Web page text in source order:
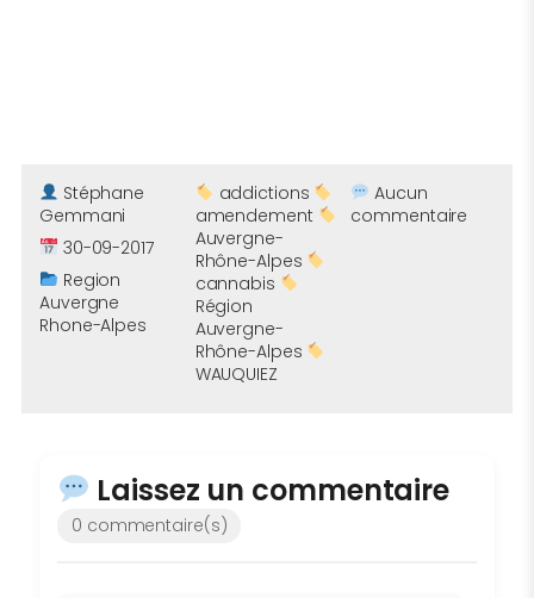
Stéphane
Gemmani
30-09-2017
Region
Auvergne
Rhone-Alpes
addictions
amendement
Auvergne-
Rhône-Alpes
cannabis
Région
Auvergne-
Rhône-Alpes
WAUQUIEZ
Aucun
commentaire
Laissez un commentaire
0 commentaire(s)